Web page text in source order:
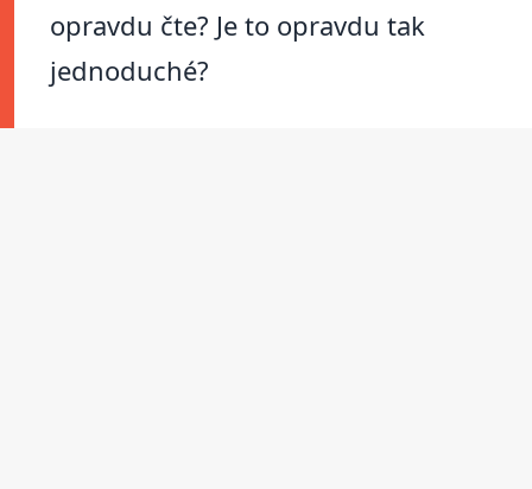
opravdu čte? Je to opravdu tak
jednoduché?